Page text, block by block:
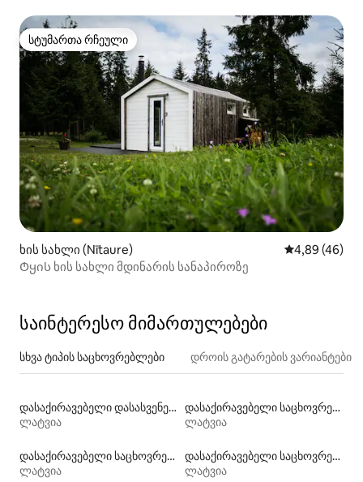
სტუმართა რჩეული
სტუმართა რჩეული
ხის სახლი (Nītaure) საშუალო
4,89 (46)
Ტყის ხის სახლი მდინარის სანაპიროზე
საინტერესო მიმართულებები
სხვა ტიპის საცხოვრებლები დროის გატარების ვარიანტები
დასაქირავებელი დასასვენებელი საცხოვრებლები
ლატვია
დასაქირავებელი საცხოვრებლები პლაჟზე გასასვლელით
ლატვია
დასაქირავებელი საცხოვრებლები აუზებით
ლატვია
დასაქირავებელი საცხოვრებლები კაიაკით
ლატვია